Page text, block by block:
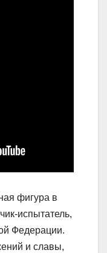
фигура в
испытатель,
Федерации.
и славы,